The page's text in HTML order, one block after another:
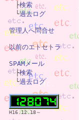
├検索
└過去ログ
管理人へ問合せ
以前のエトセトラ
SPAMメール
├検索
└過去ログ
H16.12.18～